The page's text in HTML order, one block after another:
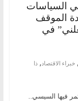
السياسات
الموقف
في
, خبراء الاقتصاد, ذا
فيها السيسي..